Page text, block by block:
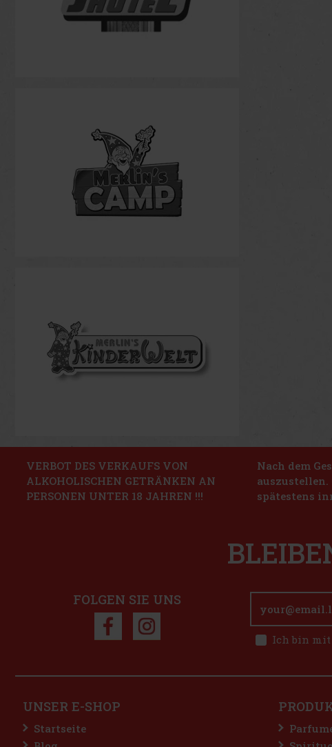
VERBOT DES VERKAUFS VON
ALKOHOLISCHEN GETRÄNKEN AN
PERSONEN UNTER 18 JAHREN !!!
Nach dem
spätestens
FOLGEN SIE UNS
Ich bin mit
UNSER E-SHOP
Startseite